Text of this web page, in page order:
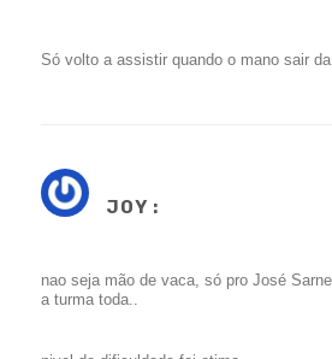
Só volto a assistir quando o mano sair
JOY :
nao seja mão de vaca, só pro José
a turma toda..